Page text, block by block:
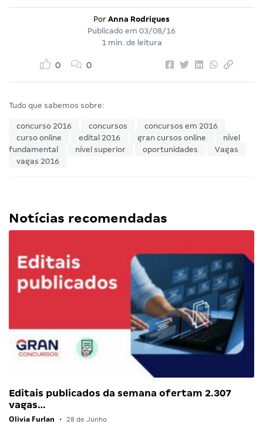
Por Anna Rodrigues
Publicado em 03/08/16
1 min. de leitura
0 0
Tudo que sabemos sobre:
concurso 2016 concursos
concursos em 2016
curso online
edital 2016 gran cursos online
nível
fundamental
nível superior oportunidades
Vagas
vagas 2016
Notícias recomendadas
Editais publicados da semana ofertam 2.307
vagas…
Olivia Furlan • 28 de Junho